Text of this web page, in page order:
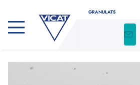
GRANULATS
CALCULATEUR DE